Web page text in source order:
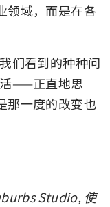
领域，而是在各
们看到的种种问
——正直地思
那一度的改变也
Studio, 使